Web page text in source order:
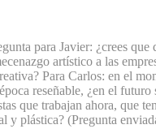
para Javier: ¿crees que
artístico a las
Para Carlos: en el
reseñable, ¿en el futuro
que trabajan ahora, que
y plástica? (Pregunta